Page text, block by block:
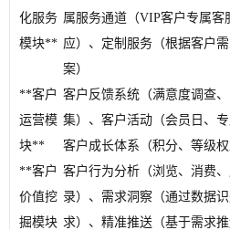
化服务
模块**
属服务通道（VIP客户专属客
应）、定制服务（根据客户
案）
**客户
运营模
块**
客户反馈系统（满意度调查
集）、客户活动（会员日、专
客户成长体系（积分、等级权
**客户
价值挖
掘模块
客户行为分析（浏览、消费
录）、需求洞察（通过数据
求）、精准推送（基于需求